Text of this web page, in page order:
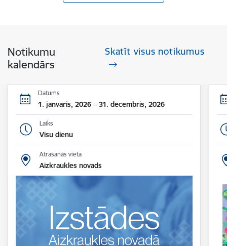
Notikumu
kalendārs
Skatīt visus notikumus
Datums
1. janvāris, 2026 – 31. decembris, 2026
Laiks
Visu dienu
Atrašanās vieta
Aizkraukles novads